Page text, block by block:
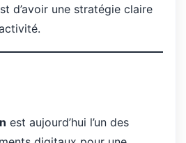
d’avoir une stratégie claire
est aujourd’hui l’un des